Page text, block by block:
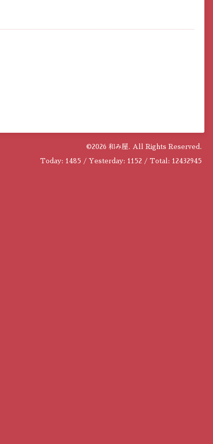
©2026 和み屋. All Rights Reserved.
Today: 1485 / Yesterday: 1152 / Total: 12432945